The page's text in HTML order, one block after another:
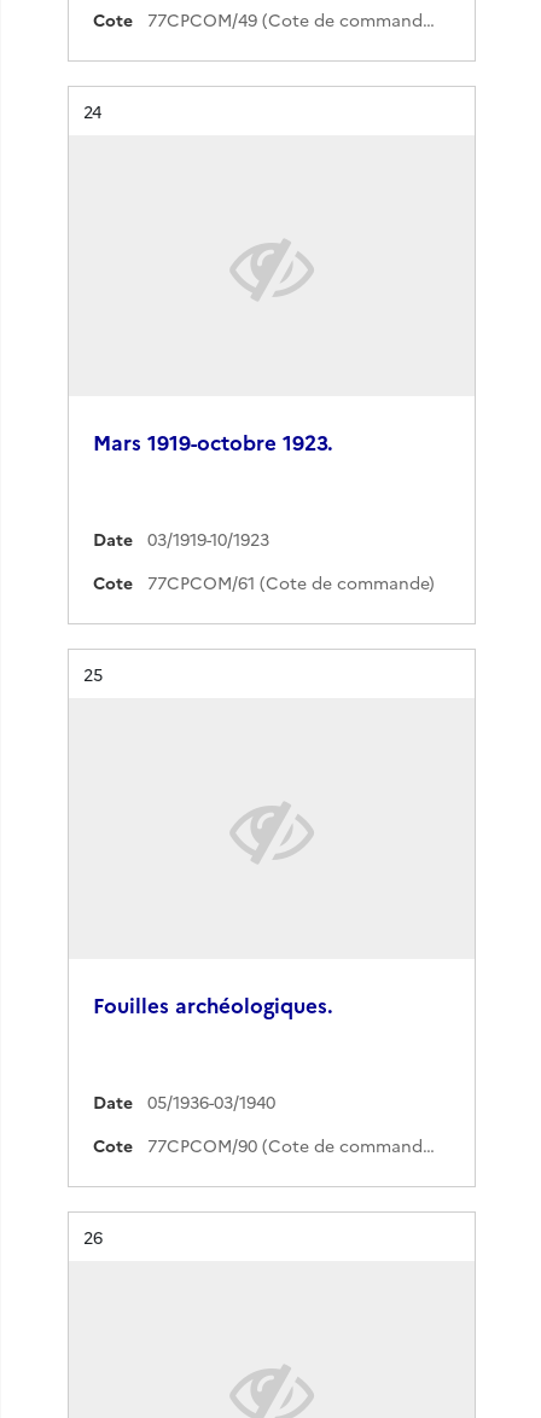
Cote 77CPCOM/49 (Cote de commande)
Résultat n°
24
Mars 1919-octobre 1923.
Date
03/1919-10/1923
Cote
77CPCOM/61 (Cote de commande)
Résultat n°
25
Fouilles archéologiques.
Date
05/1936-03/1940
Cote
77CPCOM/90 (Cote de commande)
Résultat n°
26